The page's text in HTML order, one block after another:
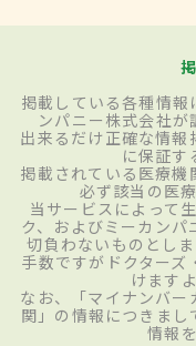
掲載している各種情
ンパニー株式会社が
出来るだけ正確な情報
に保証す
掲載されている医療機
必ず該当の医
当サービスによって
ク、およびミーカン
切負わないものとし
手数ですがドクター
けます
なお、「マイナンバー
関」の情報につきまし
情報